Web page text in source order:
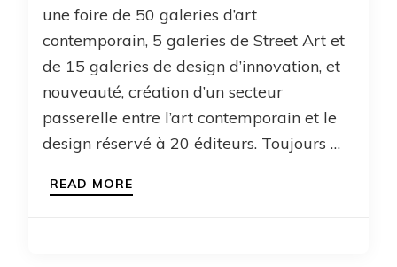
une foire de 50 galeries d’art
contemporain, 5 galeries de Street Art et
de 15 galeries de design d’innovation, et
nouveauté, création d’un secteur
passerelle entre l’art contemporain et le
design réservé à 20 éditeurs. Toujours …
READ MORE